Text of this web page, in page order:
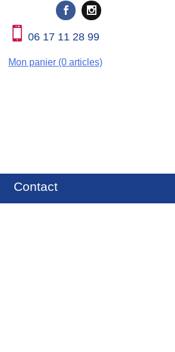
06 17 11 28 99
Mon panier (0 articles)
Contact